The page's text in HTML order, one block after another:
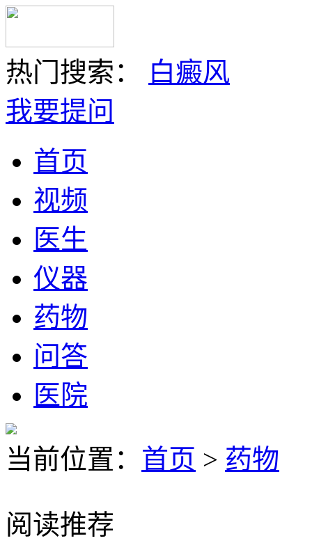
热门搜索：
白癜风
我要提问
首页
视频
医生
仪器
药物
问答
医院
当前位置： 首页 > 药物
阅读推荐